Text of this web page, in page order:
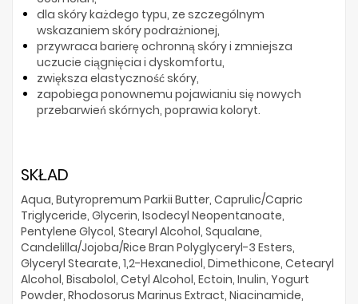
dla skóry każdego typu, ze szczególnym
wskazaniem skóry podrażnionej,
przywraca barierę ochronną skóry i zmniejsza
uczucie ciągnięcia i dyskomfortu,
zwiększa elastyczność skóry,
zapobiega ponownemu pojawianiu się nowych
przebarwień skórnych, poprawia koloryt.
SKŁAD
Aqua, Butyropremum Parkii Butter, Caprulic/Capric
Triglyceride, Glycerin, Isodecyl Neopentanoate,
Pentylene Glycol, Stearyl Alcohol, Squalane,
Candelilla/Jojoba/Rice Bran Polyglyceryl-3 Esters,
Glyceryl Stearate, 1,2-Hexanediol, Dimethicone, Cetearyl
Alcohol, Bisabolol, Cetyl Alcohol, Ectoin, Inulin, Yogurt
Powder, Rhodosorus Marinus Extract, Niacinamide,